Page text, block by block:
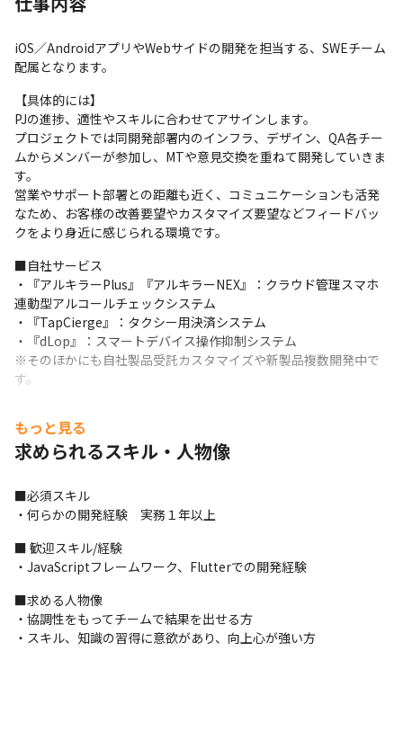
iOS／AndroidアプリやWebサイドの開発を担当する、SWEチーム
配属となります。
【具体的には】
PJの進捗、適性やスキルに合わせてアサインします。
プロジェクトでは同開発部署内のインフラ、デザイン、QA各チー
ムからメンバーが参加し、MTや意見交換を重ねて開発していきま
す。
営業やサポート部署との距離も近く、コミュニケーションも活発
なため、お客様の改善要望やカスタマイズ要望などフィードバッ
クをより身近に感じられる環境です。
■自社サービス
・『アルキラーPlus』『アルキラーNEX』：クラウド管理スマホ
連動型アルコールチェックシステム
・『TapCierge』：タクシー用決済システム
・『dLop』：スマートデバイス操作抑制システム
※そのほかにも自社製品受託カスタマイズや新製品複数開発中で
す。
【アルキラーNEX】
・遠隔地でのスムーズな点呼を行うため、1アプリ内でアルコール
・運転記録の走行管理機能に付随して、車両や人のリソース管理
を行うための「予定機能」を追加
【募集背景】
外部サービスとの連携強化、新サービスのリリースなどに伴い、
人員を増員強化しています。
特に経験と実績を積んだエンジニアの方が活躍・挑戦できるフィ
ールドがあります。
まずは積極的に手を動かして開発していただくことを期待してい
もっと見る
求められるスキル・人物像
■必須スキル
・何らかの開発経験　実務１年以上
■ 歓迎スキル/経験
・JavaScriptフレームワーク、Flutterでの開発経験
■求める人物像
・協調性をもってチームで結果を出せる方
・スキル、知識の習得に意欲があり、向上心が強い方